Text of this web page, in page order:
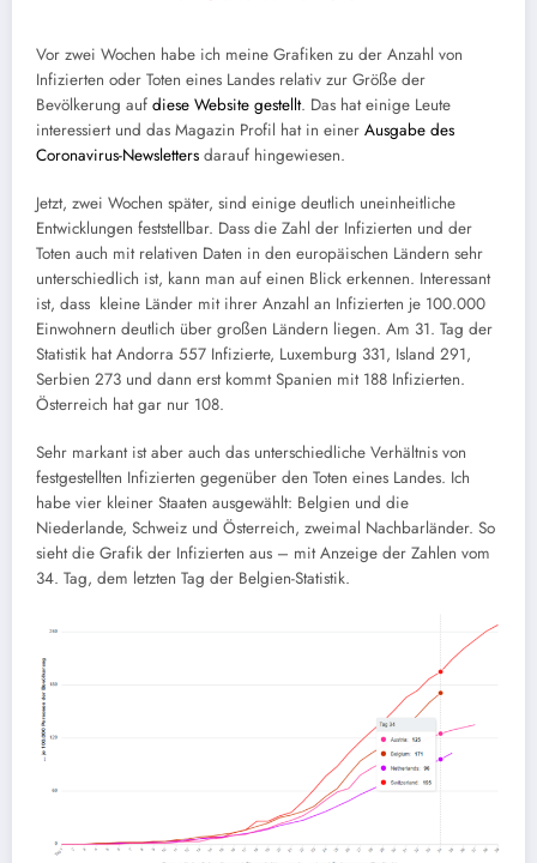
Vor zwei Wochen habe ich meine Grafiken zu der Anzahl von
Infizierten oder Toten eines Landes relativ zur Größe der
Bevölkerung auf diese Website gestellt. Das hat einige Leute
interessiert und das Magazin Profil hat in einer Ausgabe des
Coronavirus-Newsletters darauf hingewiesen.
Jetzt, zwei Wochen später, sind einige deutlich uneinheitliche
Entwicklungen feststellbar. Dass die Zahl der Infizierten und der
Toten auch mit relativen Daten in den europäischen Ländern sehr
unterschiedlich ist, kann man auf einen Blick erkennen. Interessant
ist, dass kleine Länder mit ihrer Anzahl an Infizierten je 100.000
Einwohnern deutlich über großen Ländern liegen. Am 31. Tag der
Statistik hat Andorra 557 Infizierte, Luxemburg 331, Island 291,
Serbien 273 und dann erst kommt Spanien mit 188 Infizierten.
Österreich hat gar nur 108.
Sehr markant ist aber auch das unterschiedliche Verhältnis von
festgestellten Infizierten gegenüber den Toten eines Landes. Ich
habe vier kleiner Staaten ausgewählt: Belgien und die
Niederlande, Schweiz und Österreich, zweimal Nachbarländer. So
sieht die Grafik der Infizierten aus – mit Anzeige der Zahlen vom
34. Tag, dem letzten Tag der Belgien-Statistik.